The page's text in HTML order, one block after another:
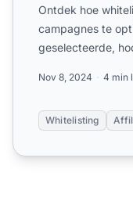
Ontdek hoe
campagnes te
geselecteerde,
Nov 8, 2024 4 min
Whitelisting